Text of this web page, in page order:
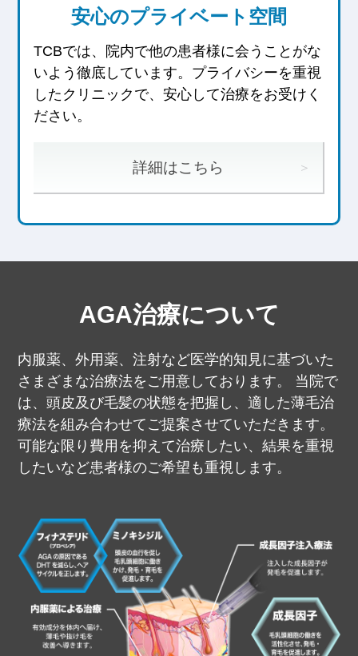
安心のプライベート空間
TCBでは、院内で他の患者様に会うことがな
いよう徹底しています。 プライバシーを重視
したクリニックで、安心して治療をお受けく
ださい。
詳細はこちら
AGA治療について
内服薬、外用薬、注射など医学的知見に基づいた
さまざまな治療法をご用意しております。
当院で
は、頭皮及び毛髪の状態を把握し、適した薄毛治
療法を組み合わせてご提案させていただきます。
可能な限り費用を抑えて治療したい、結果を重視
したいなど患者様のご希望も重視します。